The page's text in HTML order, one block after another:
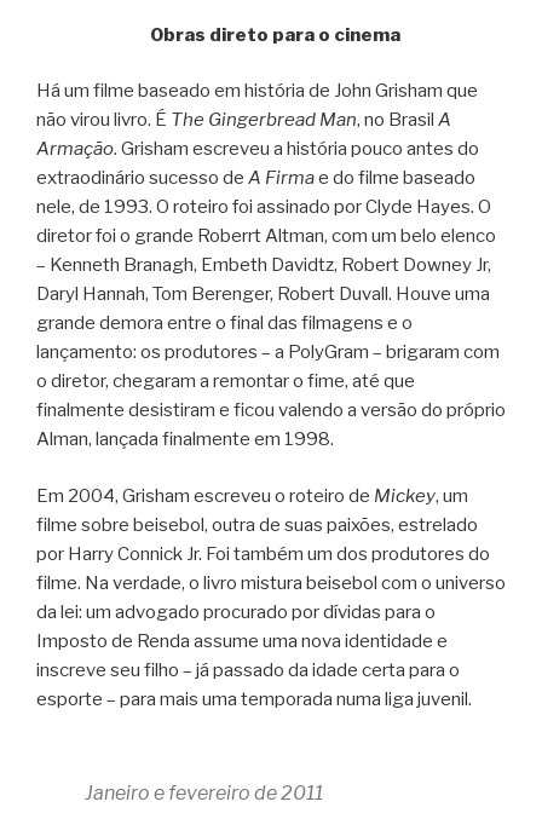
Obras direto para o cinema
Há um filme baseado em história de John Grisham que
não virou livro. É The Gingerbread Man, no Brasil A
Armação. Grisham escreveu a história pouco antes do
extraodinário sucesso de A Firmae do filme baseado
nele, de 1993. O roteiro foi assinado por Clyde Hayes. O
diretor foi o grande Roberrt Altman, com um belo elenco
– Kenneth Branagh, Embeth Davidtz, Robert Downey Jr,
Daryl Hannah, Tom Berenger, Robert Duvall. Houve uma
grande demora entre o final das filmagens e o
lançamento: os produtores – a PolyGram – brigaram com
o diretor, chegaram a remontar o fime, até que
finalmente desistiram e ficou valendo a versão do próprio
Alman, lançada finalmente em 1998.
Em 2004, Grisham escreveu o roteiro de Mickey, um
filme sobre beisebol, outra de suas paixões, estrelado
por Harry Connick Jr. Foi também um dos produtores do
filme. Na verdade, o livro mistura beisebol com o universo
da lei: um advogado procurado por dívidas para o
Imposto de Renda assume uma nova identidade e
inscreve seu filho – já passado da idade certa para o
esporte – para mais uma temporada numa liga juvenil.
Janeiro e fevereiro de 2011